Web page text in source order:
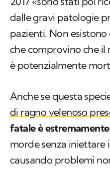
dalle gravi patologie
pazienti. Non
che comprovino che il
è potenzialmente
Anche se questa
di ragno velenoso
fatale è
morde senza iniettare
causando problemi